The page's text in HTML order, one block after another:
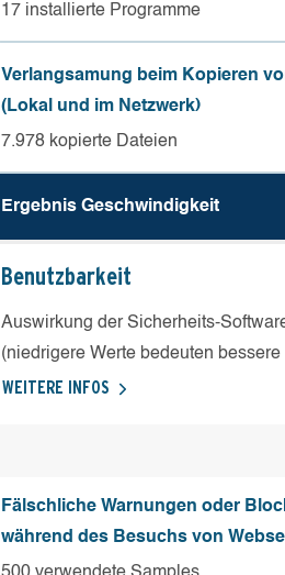
17 installierte Programme
Verlangsamung beim Kopieren
(Lokal und im Netzwerk)
7.978 kopierte Dateien
Ergebnis Geschw­indigkeit
Benutz­barkeit
Auswirkung der Sicherheits-
(niedrigere Werte bedeuten
WEITERE INFOS
Fälschliche Warnungen oder
während des Besuchs von